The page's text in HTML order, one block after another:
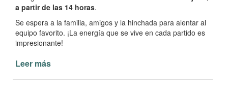
a partir de las 14 horas.
Se espera a la familia, amigos y la hinchada para alentar al
equipo favorito. ¡La energía que se vive en cada partido es
impresionante!
Leer más